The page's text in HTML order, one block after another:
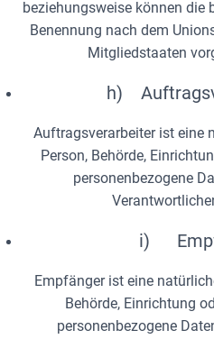
beziehungsweise können die
Benennung nach dem
Mitgliedstaaten
h)
Auftragsverarbeiter ist eine
Person, Behörde,
personenbezogene
i)
Empfänger ist eine
Behörde, Einrichtung
personenbezogene